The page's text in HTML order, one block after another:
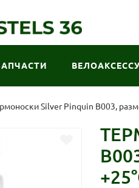
Silver Pinquin B003,